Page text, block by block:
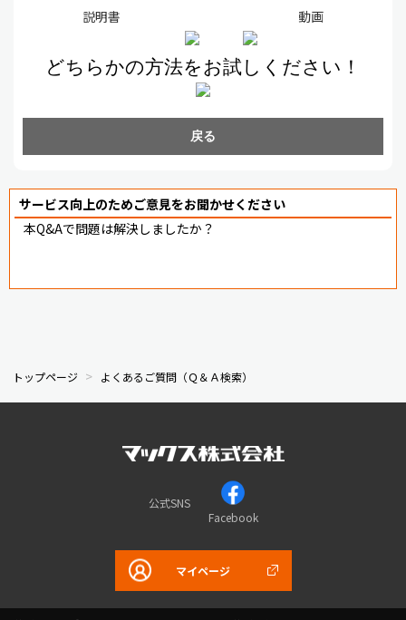
説明書 動画
どちらかの方法をお試しください！
戻る
サービス向上のためご意見をお聞かせください
本Q&Aで問題は解決しましたか？
トップページ よくあるご質問（Ｑ＆Ａ検索）
公式SNS
Facebook
マイページ